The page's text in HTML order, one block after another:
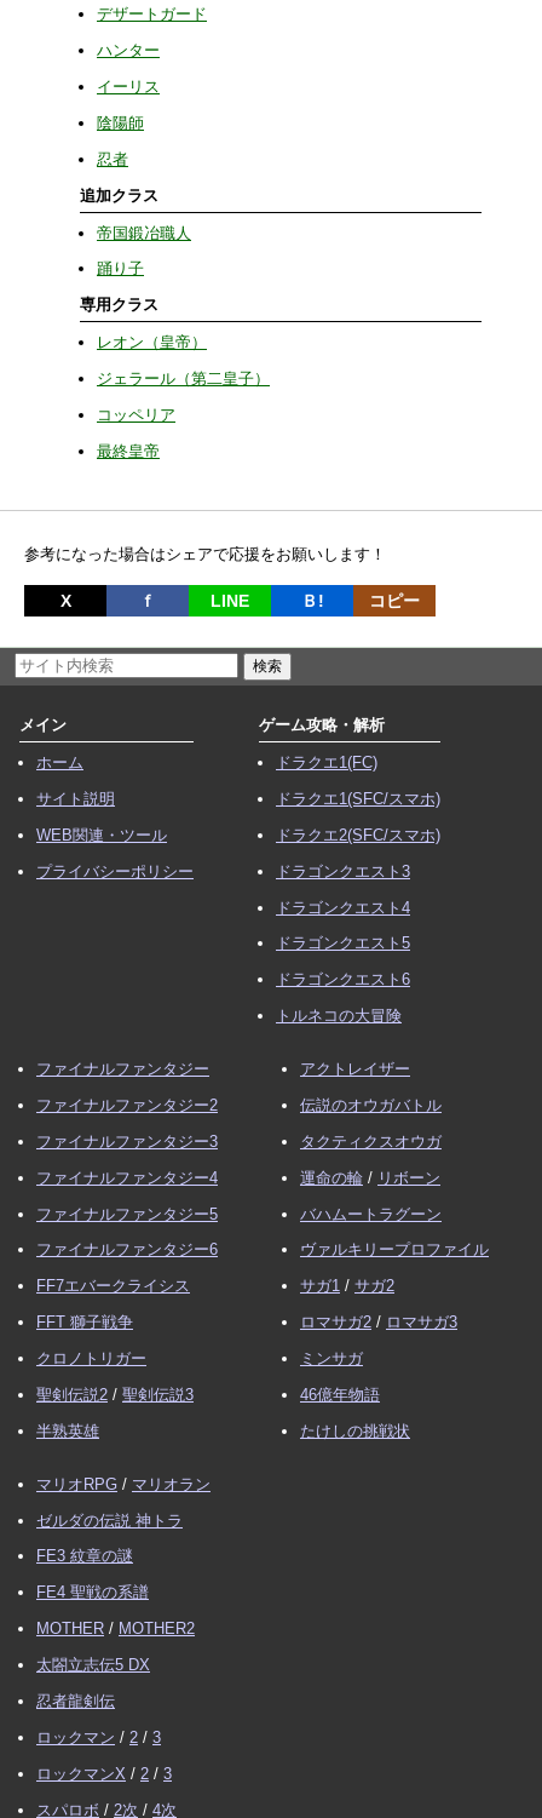
デザートガード
ハンター
イーリス
陰陽師
忍者
追加クラス
帝国鍛冶職人
踊り子
専用クラス
レオン（皇帝）
ジェラール（第二皇子）
コッペリア
最終皇帝
参考になった場合はシェアで応援をお願いします！
X ｆ LINE Ｂ! コピー
メイン
ホーム
サイト説明
WEB関連・ツール
プライバシーポリシー
ゲーム攻略・解析
ドラクエ1(FC)
ドラクエ1(SFC/スマホ)
ドラクエ2(SFC/スマホ)
ドラゴンクエスト3
ドラゴンクエスト4
ドラゴンクエスト5
ドラゴンクエスト6
トルネコの大冒険
ファイナルファンタジー
ファイナルファンタジー2
ファイナルファンタジー3
ファイナルファンタジー4
ファイナルファンタジー5
ファイナルファンタジー6
FF7エバークライシス
FFT 獅子戦争
クロノトリガー
聖剣伝説2 / 聖剣伝説3
半熟英雄
アクトレイザー
伝説のオウガバトル
タクティクスオウガ
運命の輪 / リボーン
バハムートラグーン
ヴァルキリープロファイル
サガ1 / サガ2
ロマサガ2 / ロマサガ3
ミンサガ
46億年物語
たけしの挑戦状
マリオRPG / マリオラン
ゼルダの伝説 神トラ
FE3 紋章の謎
FE4 聖戦の系譜
MOTHER / MOTHER2
太閤立志伝5 DX
忍者龍剣伝
ロックマン / 2 / 3
ロックマンX / 2 / 3
スパロボ / 2次 / 4次